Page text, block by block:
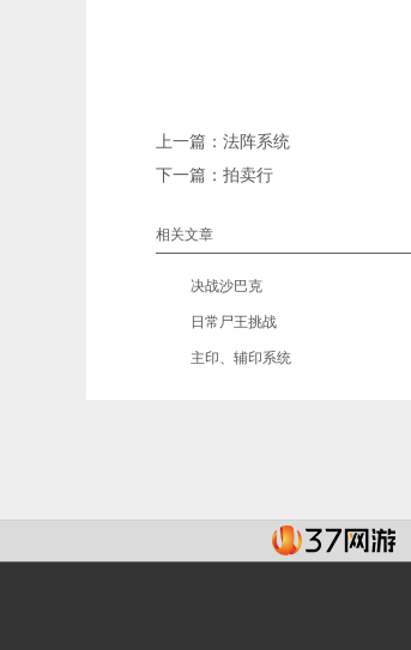
上一篇： 法阵系统
下一篇： 拍卖行
相关文章
决战沙巴克
日常尸王挑战
主印、辅印系统